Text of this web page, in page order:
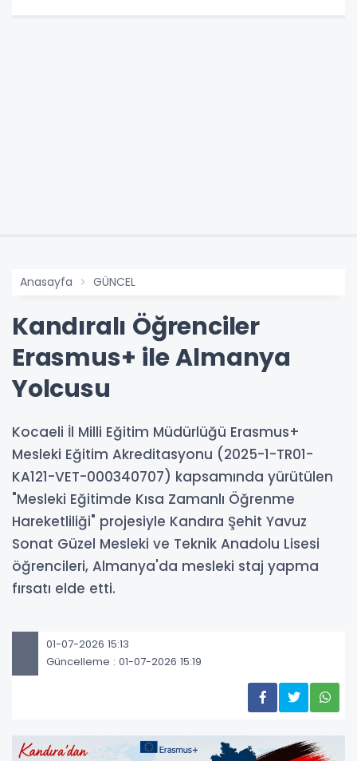
Anasayfa GÜNCEL
Kandıralı Öğrenciler
Erasmus+ ile Almanya
Yolcusu
Kocaeli İl Milli Eğitim Müdürlüğü Erasmus+
Mesleki Eğitim Akreditasyonu (2025-1-TR01-
KA121-VET-000340707) kapsamında yürütülen
"Mesleki Eğitimde Kısa Zamanlı Öğrenme
Hareketliliği" projesiyle Kandıra Şehit Yavuz
Sonat Güzel Mesleki ve Teknik Anadolu Lisesi
öğrencileri, Almanya'da mesleki staj yapma
fırsatı elde etti.
01-07-2026 15:13
Güncelleme : 01-07-2026 15:19